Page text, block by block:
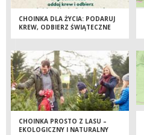
CHOINKA DLA ŻYCIA: PODARUJ
KREW, ODBIERZ ŚWIĄTECZNE
CHOINKA PROSTO Z LASU –
EKOLOGICZNY I NATURALNY